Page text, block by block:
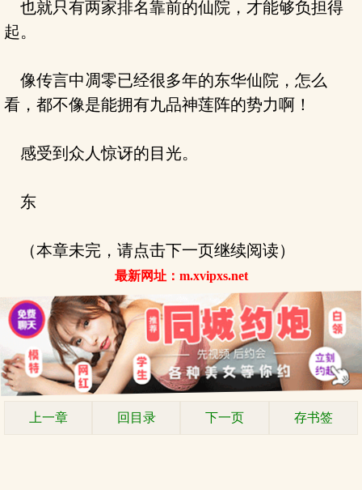
也就只有两家排名靠前的仙院，才能够负担得
起。
像传言中凋零已经很多年的东华仙院，怎么
看，都不像是能拥有九品神莲阵的势力啊！
感受到众人惊讶的目光。
东
（本章未完，请点击下一页继续阅读）
最新网址：m.xvipxs.net
上一章 回目录 下一页 存书签